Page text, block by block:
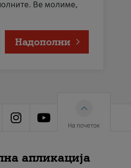
Ве молиме,
Надополни
На почеток
апликација